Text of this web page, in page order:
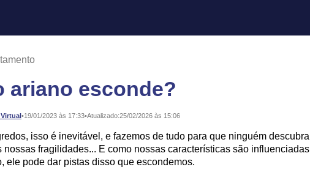
ariano esconde?
•19/01/2023 às 17:33•Atualizado:25/02/2026 às 15:06
isso é inevitável, e fazemos de tudo para que ninguém descubra
nossas fragilidades... E como nossas características são influenciadas
ele pode dar pistas disso que escondemos.